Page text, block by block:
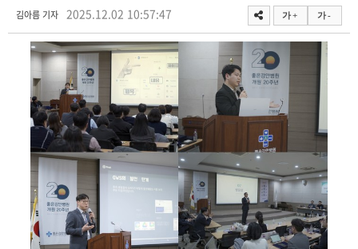
김아름 기자 2025.12.02 10:57:47 가 + 가 -